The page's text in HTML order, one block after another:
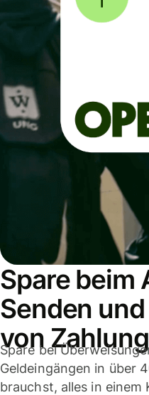
Spare beim
Senden
von
Spare bei
Geldeingängen in über
brauchst, alles in